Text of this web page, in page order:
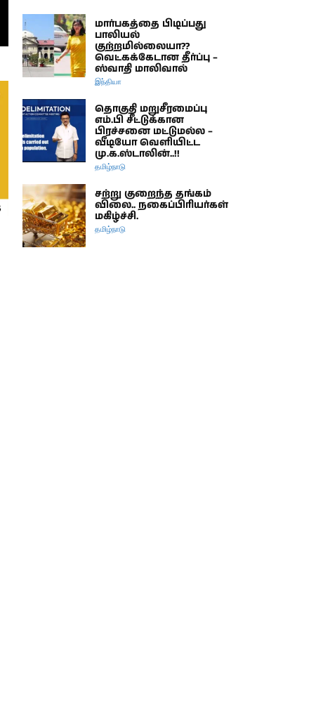
மார்பகத்தை பிடிப்பது
பாலியல்
குற்றமில்லையா??
வெட்கக்கேடான தீர்ப்பு –
ஸ்வாதி மாலிவால்
இந்தியா
தொகுதி மறுசீரமைப்பு
எம்.பி சீட்டுக்கான
பிரச்சனை மட்டுமல்ல –
வீடியோ வெளியிட்ட
மு.க.ஸ்டாலின்..!!
தமிழ்நாடு
சற்று குறைந்த தங்கம்
விலை.. நகைப்பிரியர்கள்
மகிழ்ச்சி.
தமிழ்நாடு